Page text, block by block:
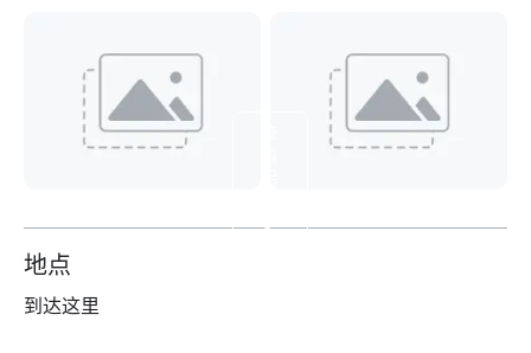
3
地点
到达这里